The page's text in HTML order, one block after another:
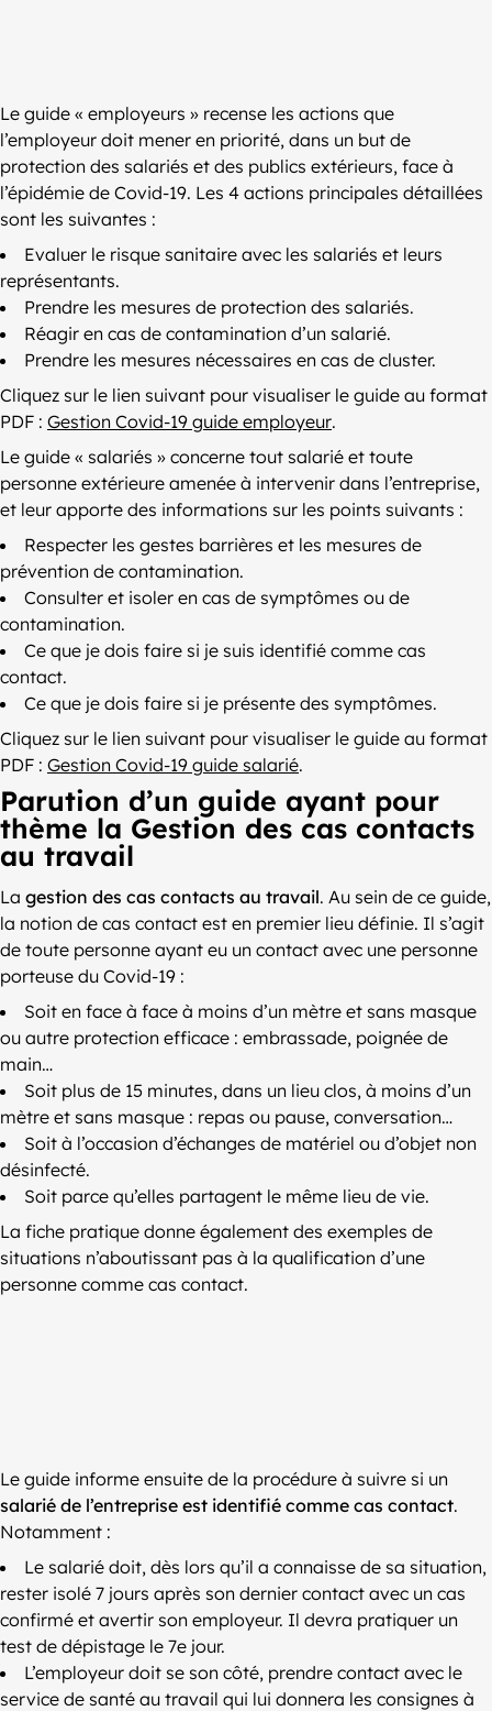
Le guide « employeurs » recense les actions que
l’employeur doit mener en priorité, dans un but de
protection des salariés et des publics extérieurs, face à
l’épidémie de Covid-19. Les 4 actions principales détaillées
sont les suivantes :
Evaluer le risque sanitaire avec les salariés et leurs
représentants.
Prendre les mesures de protection des salariés.
Réagir en cas de contamination d’un salarié.
Prendre les mesures nécessaires en cas de cluster.
Cliquez sur le lien suivant pour visualiser le guide au format
PDF : Gestion Covid-19 guide employeur.
Le guide « salariés » concerne tout salarié et toute
personne extérieure amenée à intervenir dans l’entreprise,
et leur apporte des informations sur les points suivants :
Respecter les gestes barrières et les mesures de
prévention de contamination.
Consulter et isoler en cas de symptômes ou de
contamination.
Ce que je dois faire si je suis identifié comme cas
contact.
Ce que je dois faire si je présente des symptômes.
Cliquez sur le lien suivant pour visualiser le guide au format
PDF : Gestion Covid-19 guide salarié.
Parution d’un guide ayant pour
thème la Gestion des cas contacts
au travail
La gestion des cas contacts au travail. Au sein de ce guide,
la notion de cas contact est en premier lieu définie. Il s’agit
de toute personne ayant eu un contact avec une personne
porteuse du Covid-19 :
Soit en face à face à moins d’un mètre et sans masque
ou autre protection efficace : embrassade, poignée de
main…
Soit plus de 15 minutes, dans un lieu clos, à moins d’un
mètre et sans masque : repas ou pause, conversation…
Soit à l’occasion d’échanges de matériel ou d’objet non
désinfecté.
Soit parce qu’elles partagent le même lieu de vie.
La fiche pratique donne également des exemples de
situations n’aboutissant pas à la qualification d’une
personne comme cas contact.
Le guide informe ensuite de la procédure à suivre si un
salarié de l’entreprise est identifié comme cas contact.
Notamment :
Le salarié doit, dès lors qu’il a connaisse de sa situation,
rester isolé 7 jours après son dernier contact avec un cas
confirmé et avertir son employeur. Il devra pratiquer un
test de dépistage le 7e jour.
L’employeur doit se son côté, prendre contact avec le
service de santé au travail qui lui donnera les consignes à